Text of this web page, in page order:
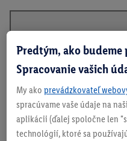
Podrobnosti o
Predtým, ako
Spracovanie vašich
My ako prevádzkovateľ
spracúvame vaše údaje na
aplikácii (ďalej spoločne len
technológií, ktoré sa